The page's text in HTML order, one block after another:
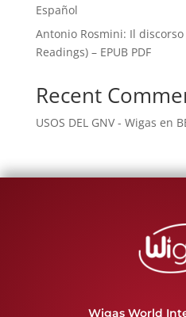
Español
Antonio Rosmini: Il discorso
Readings) – EPUB PDF
Recent
USOS DEL GNV - Wigas en
Wigas World